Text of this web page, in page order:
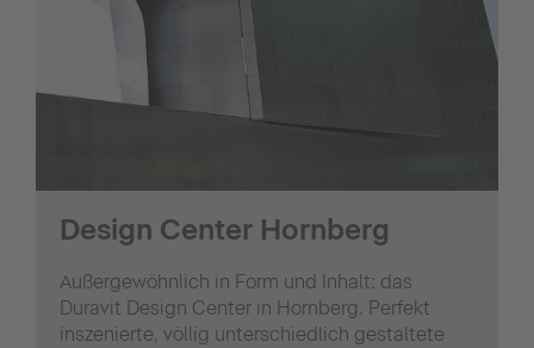
Design Center Hornberg
Außergewöhnlich in Form und Inhalt: das
Duravit Design Center in Hornberg. Perfekt
inszenierte, völlig unterschiedlich gestaltete